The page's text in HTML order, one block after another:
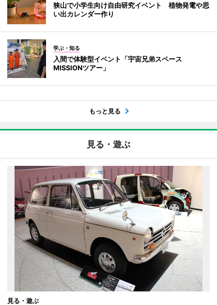
狭山で小学生向け自由研究イベント 植物発電や思
い出カレンダー作り
学ぶ・知る
入間で体験型イベント「宇宙兄弟スペース
MISSIONツアー」
もっと見る
見る・遊ぶ
見る・遊ぶ